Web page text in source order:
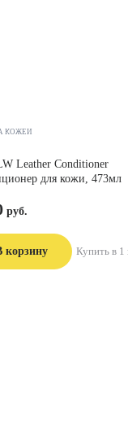
КОЖЕЙ
Leather Conditioner
для кожи, 473мл
корзину Купить в 1